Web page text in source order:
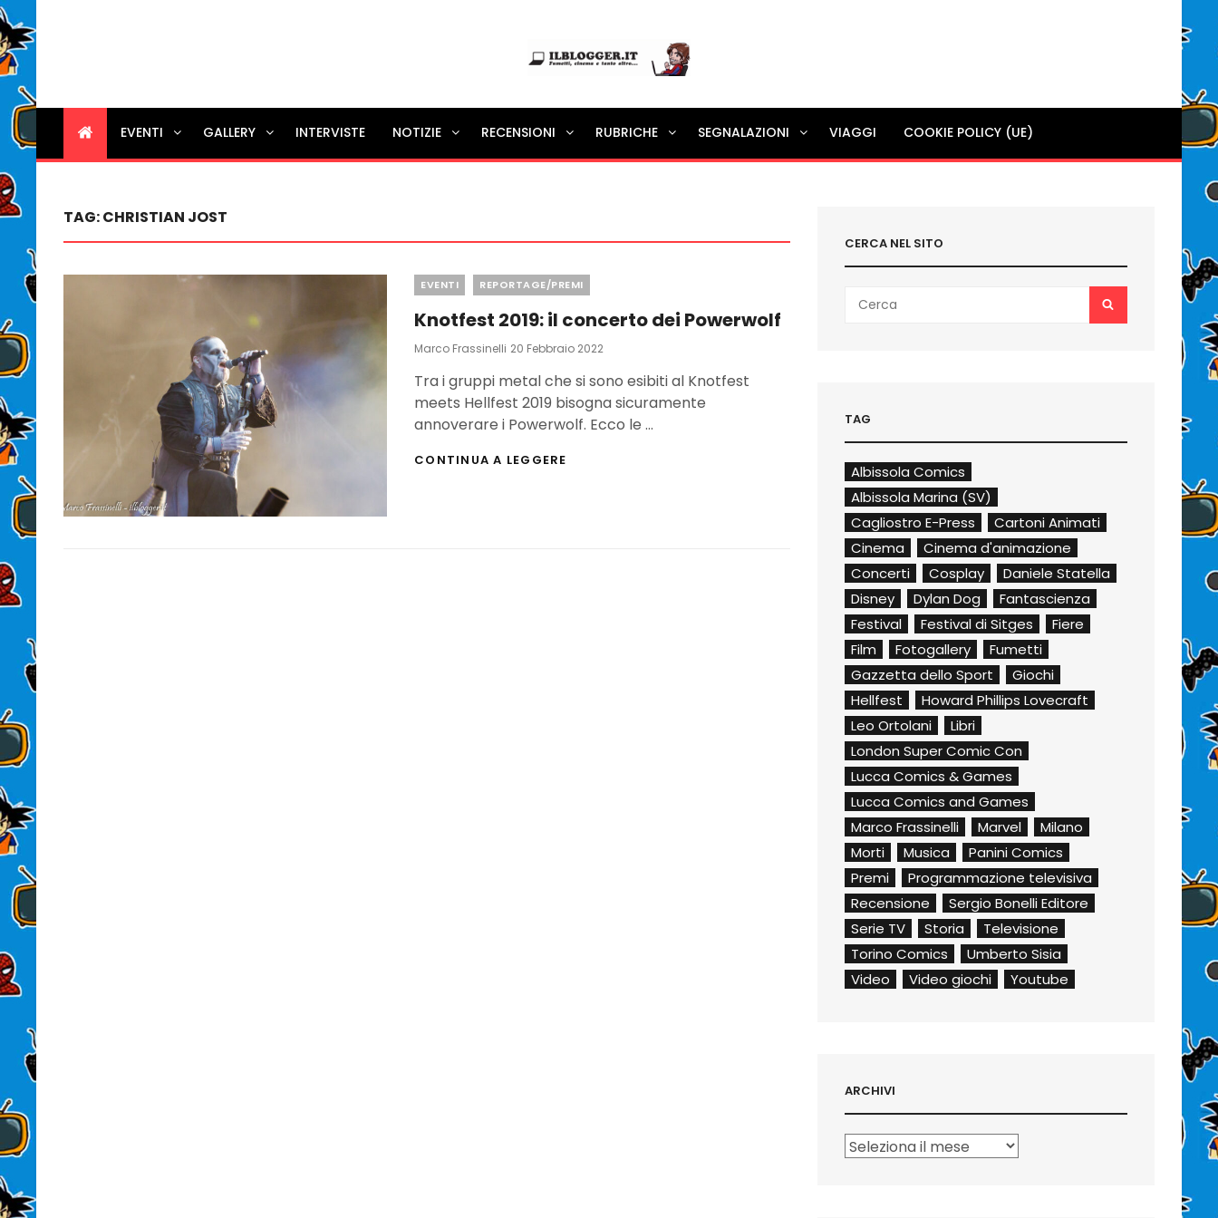
Ilblogger.it
Il portalino di blog |
EVENTI GALLERY INTERVISTE NOTIZIE RECENSIONI RUBRICHE SEGNALAZIONI VIAGGI COOKIE POLICY (UE)
TAG:CHRISTIAN JOST
Categories
EVENTI REPORTAGE/PREMI
Knotfest 2019: il concerto dei Powerwolf
Marco Frassinelli Posted
20 Febbraio 2022
Tra i gruppi metal che si sono esibiti al Knotfest
meets Hellfest 2019 bisogna sicuramente
annoverare i Powerwolf. Ecco le …
CONTINUA A LEGGERE
CERCA NEL SITO
for:
TAG
Albissola Comics
Albissola Marina (SV)
Cagliostro E-Press
Cartoni Animati
Cinema
Cinema d'animazione
Concerti
Cosplay
Daniele Statella
Disney
Dylan Dog
Fantascienza
Festival
Festival di Sitges
Fiere
Film
Fotogallery
Fumetti
Gazzetta dello Sport
Giochi
Hellfest
Howard Phillips Lovecraft
Leo Ortolani
Libri
London Super Comic Con
Lucca Comics & Games
Lucca Comics and Games
Marco Frassinelli
Marvel
Milano
Morti
Musica
Panini Comics
Premi
Programmazione televisiva
Recensione
Sergio Bonelli Editore
Serie TV
Storia
Televisione
Torino Comics
Umberto Sisia
Video
Video giochi Youtube
ARCHIVI
Archivi